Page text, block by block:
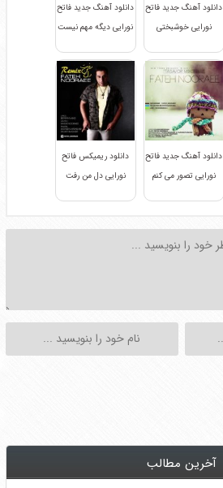
دانلود آهنگ جدید فاتح
نورایی خوشبختی
دانلود آهنگ جدید فاتح
نورایی دیگه مهم نیست
دانلود آهنگ جدید فاتح
نورایی تصور می کنم
دانلود ریمیکس فاتح
نورایی دل من رفت
آخرین مطالب